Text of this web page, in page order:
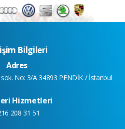
Bilgileri
Adres
No: 3/A 34893 PENDİK / İstanbul
Hizmetleri
208 31 51